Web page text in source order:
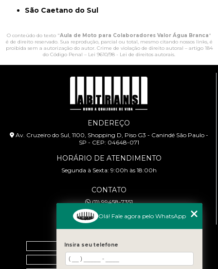
São Caetano do Sul
O conteúdo do texto "Aula de Moto para Colaboradores Valor Água Branca"
é de direito reservado. Sua reprodução, parcial ou total, mesmo citando nossos links, é
proibida sem a autorização do autor. Crime de violação de direito autoral – artigo 184
do Código Penal – Lei 9610/98 - Lei de direitos autorais.
ENDEREÇO
Av. Cruzeiro do Sul, 1100, Shopping D, Piso G3 - Canindé São Paulo -
SP - CEP: 04648-071
HORÁRIO DE ATENDIMENTO
Segunda à Sexta: 9:00h às 18:00h
CONTATO
(11) 99458-7351
cursoabtrans@gmail.com
Home
Empresa
Olá! Fale agora pelo WhatsApp
Insira seu telefone